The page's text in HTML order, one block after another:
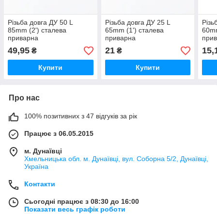
Різьба довга ДУ 50 L
85mm (2') сталева
приварна
49,95 ₴
Купити
Різьба довга ДУ 25 L
65mm (1') сталева
приварна
21₴
Купити
Про нас
100% позитивних з 47 відгуків за рік
Працює з 06.05.2015
м. Дунаївці
Хмельницька обл. м. Дунаївці, вул. Соборна 5/2, Дунаївці,
Україна
Контакти
Сьогодні працює з 08:30 до 16:00
Показати весь графік роботи